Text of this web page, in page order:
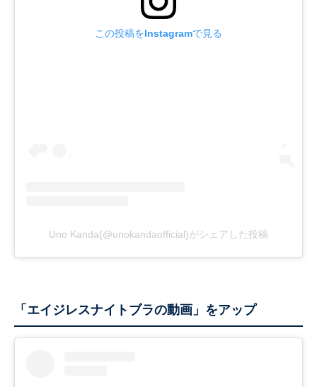
この投稿をInstagramで見る
Uno Kanda(@unokandaofficial)がシェアした投稿
「エイジレスナイトブラの動画」をアップ